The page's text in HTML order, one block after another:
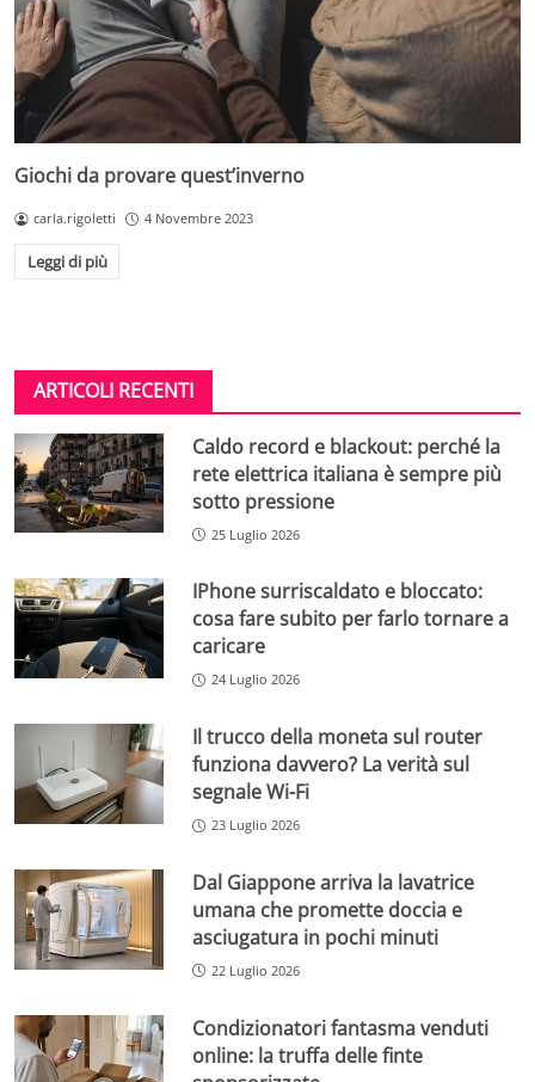
Giochi da provare quest’inverno
carla.rigoletti 4 Novembre 2023
Leggi di più
ARTICOLI RECENTI
Caldo record e blackout: perché la
rete elettrica italiana è sempre più
sotto pressione
25 Luglio 2026
IPhone surriscaldato e bloccato:
cosa fare subito per farlo tornare a
caricare
24 Luglio 2026
Il trucco della moneta sul router
funziona davvero? La verità sul
segnale Wi-Fi
23 Luglio 2026
Dal Giappone arriva la lavatrice
umana che promette doccia e
asciugatura in pochi minuti
22 Luglio 2026
Condizionatori fantasma venduti
online: la truffa delle finte